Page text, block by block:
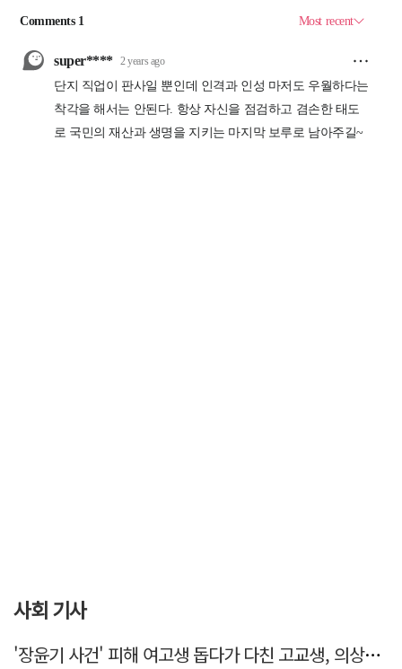
사회 기사
'장윤기 사건' 피해 여고생 돕다가 다친 고교생, 의상자 인정